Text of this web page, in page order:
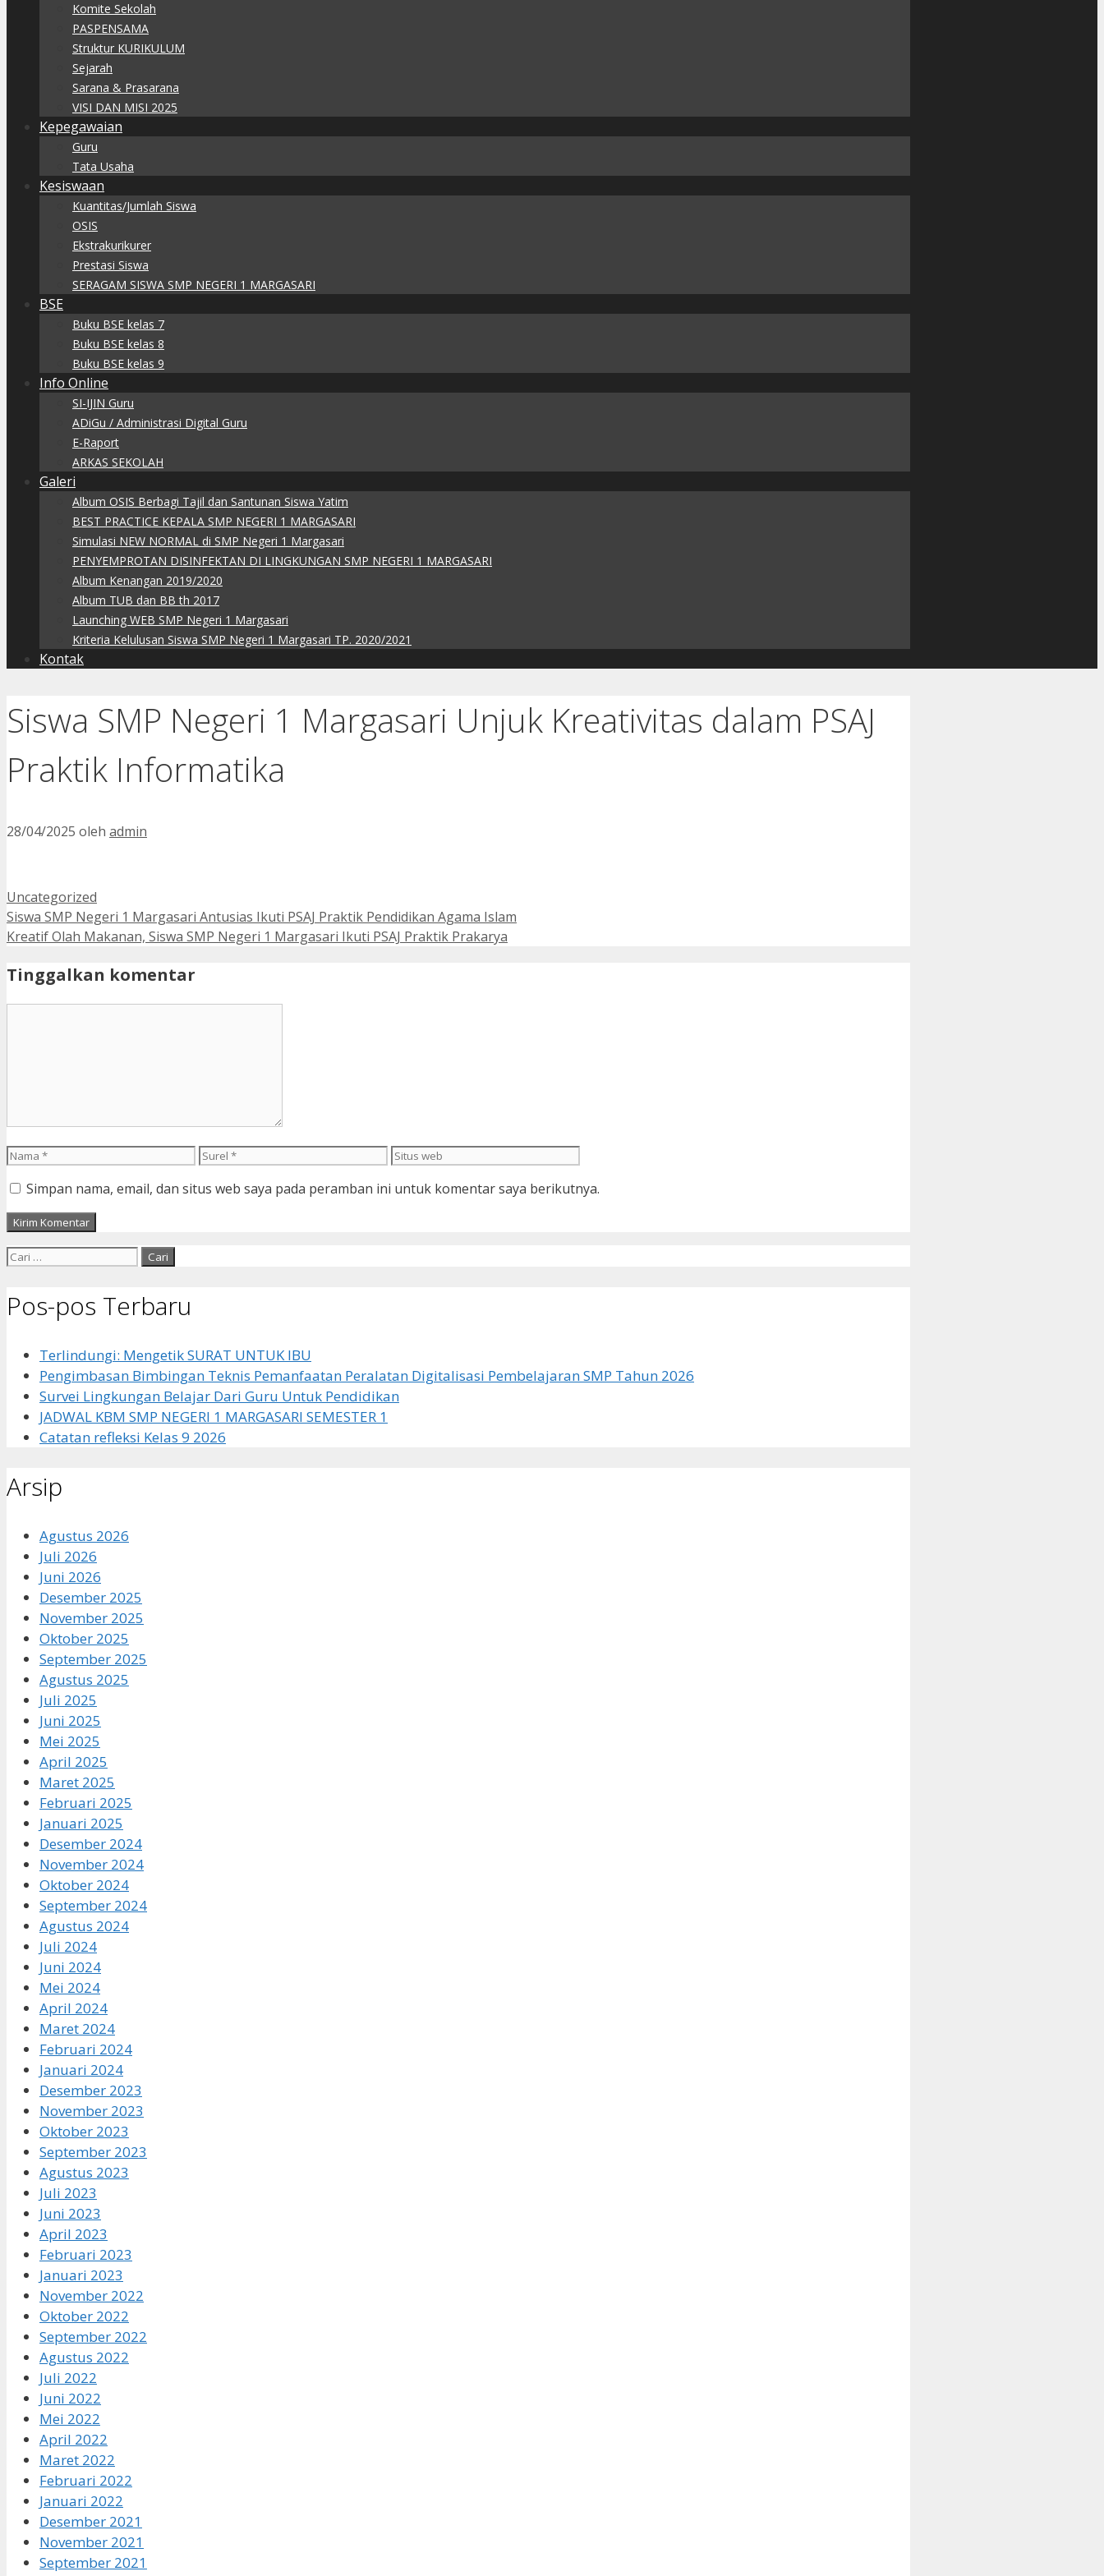
Komite Sekolah
PASPENSAMA
Struktur KURIKULUM
Sejarah
Sarana & Prasarana
VISI DAN MISI 2025
Kepegawaian
Guru
Tata Usaha
Kesiswaan
Kuantitas/Jumlah Siswa
OSIS
Ekstrakurikurer
Prestasi Siswa
SERAGAM SISWA SMP NEGERI 1 MARGASARI
BSE
Buku BSE kelas 7
Buku BSE kelas 8
Buku BSE kelas 9
Info Online
SI-IJIN Guru
ADiGu / Administrasi Digital Guru
E-Raport
ARKAS SEKOLAH
Galeri
Album OSIS Berbagi Tajil dan Santunan Siswa Yatim
BEST PRACTICE KEPALA SMP NEGERI 1 MARGASARI
Simulasi NEW NORMAL di SMP Negeri 1 Margasari
PENYEMPROTAN DISINFEKTAN DI LINGKUNGAN SMP NEGERI 1 MARGASARI
Album Kenangan 2019/2020
Album TUB dan BB th 2017
Launching WEB SMP Negeri 1 Margasari
Kriteria Kelulusan Siswa SMP Negeri 1 Margasari TP. 2020/2021
Kontak
Siswa SMP Negeri 1 Margasari Unjuk Kreativitas dalam PSAJ
Praktik Informatika
28/04/2025 oleh admin
Kategori
Uncategorized
Siswa SMP Negeri 1 Margasari Antusias Ikuti PSAJ Praktik Pendidikan Agama Islam
Kreatif Olah Makanan, Siswa SMP Negeri 1 Margasari Ikuti PSAJ Praktik Prakarya
Tinggalkan komentar
Nama Surel
Situs
Simpan nama, email, dan situs web saya pada peramban ini untuk komentar saya berikutnya.
Cari
Pos-pos Terbaru
Terlindungi: Mengetik SURAT UNTUK IBU
Pengimbasan Bimbingan Teknis Pemanfaatan Peralatan Digitalisasi Pembelajaran SMP Tahun 2026
Survei Lingkungan Belajar Dari Guru Untuk Pendidikan
JADWAL KBM SMP NEGERI 1 MARGASARI SEMESTER 1
Catatan refleksi Kelas 9 2026
Arsip
Agustus 2026
Juli 2026
Juni 2026
Desember 2025
November 2025
Oktober 2025
September 2025
Agustus 2025
Juli 2025
Juni 2025
Mei 2025
April 2025
Maret 2025
Februari 2025
Januari 2025
Desember 2024
November 2024
Oktober 2024
September 2024
Agustus 2024
Juli 2024
Juni 2024
Mei 2024
April 2024
Maret 2024
Februari 2024
Januari 2024
Desember 2023
November 2023
Oktober 2023
September 2023
Agustus 2023
Juli 2023
Juni 2023
April 2023
Februari 2023
Januari 2023
November 2022
Oktober 2022
September 2022
Agustus 2022
Juli 2022
Juni 2022
Mei 2022
April 2022
Maret 2022
Februari 2022
Januari 2022
Desember 2021
November 2021
September 2021